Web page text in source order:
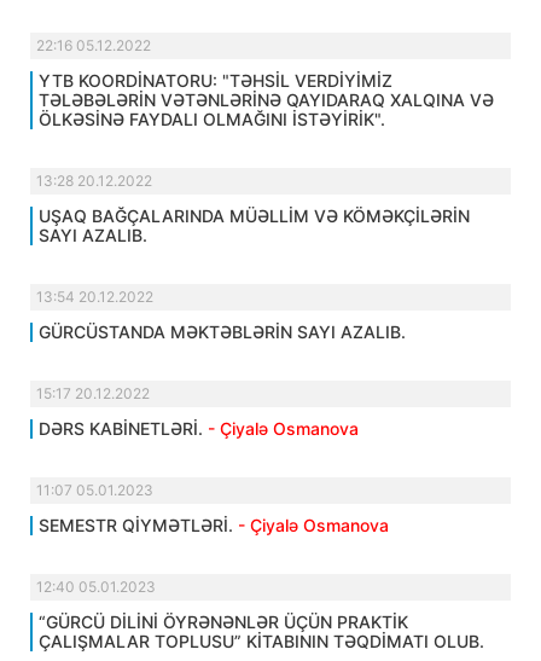
22:16 05.12.2022
YTB KOORDİNATORU: "TƏHSİL VERDİYİMİZ
TƏLƏBƏLƏRİN VƏTƏNLƏRİNƏ QAYIDARAQ XALQINA VƏ
ÖLKƏSİNƏ FAYDALI OLMAĞINI İSTƏYİRİK".
13:28 20.12.2022
UŞAQ BAĞÇALARINDA MÜƏLLİM VƏ KÖMƏKÇİLƏRİN
SAYI AZALIB.
13:54 20.12.2022
GÜRCÜSTANDA MƏKTƏBLƏRİN SAYI AZALIB.
15:17 20.12.2022
DƏRS KABİNETLƏRİ. - Çiyalə Osmanova
11:07 05.01.2023
SEMESTR QİYMƏTLƏRİ. - Çiyalə Osmanova
12:40 05.01.2023
“GÜRCÜ DİLİNİ ÖYRƏNƏNLƏR ÜÇÜN PRAKTİK
ÇALIŞMALAR TOPLUSU” KİTABININ TƏQDİMATI OLUB.